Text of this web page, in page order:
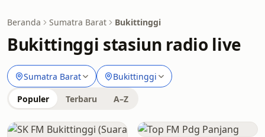
Beranda Sumatra Barat Bukittinggi
Bukittinggi stasiun radio live
Sumatra Barat Bukittinggi
Populer Terbaru A–Z